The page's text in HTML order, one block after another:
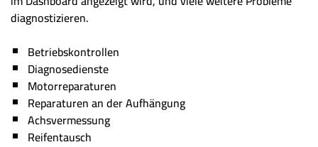
diagnostizieren.
Betriebskontrollen
Diagnosedienste
Motorreparaturen
Reparaturen an der Aufhängung
Achsvermessung
Reifentausch